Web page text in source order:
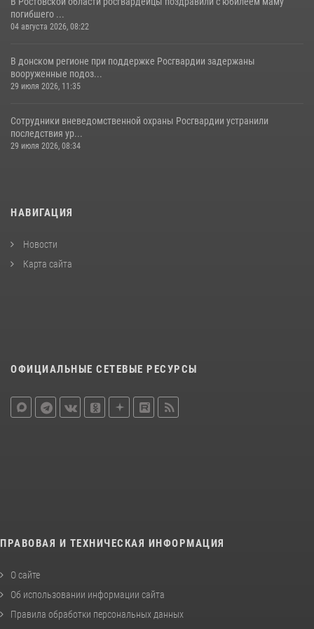
погибшего ...
04 августа 2026, 08:22
В донском регионе при поддержке Росгвардии задержаны
вооруженные подоз...
29 июля 2026, 11:35
Сотрудники вневедомственной охраны Росгвардии устранили
последствия ур...
29 июля 2026, 08:34
НАВИГАЦИЯ
Новости
Карта сайта
ОФИЦИАЛЬНЫЕ СЕТЕВЫЕ РЕСУРСЫ
ПРАВОВАЯ И ТЕХНИЧЕСКАЯ ИНФОРМАЦИЯ
О сайте
Об использовании информации сайта
Правила обработки персональных данных